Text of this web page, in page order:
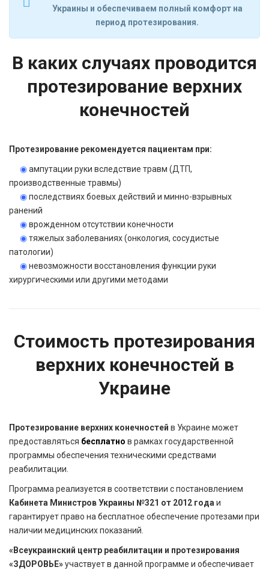
Украины и обеспечиваем полный комфорт на
период протезирования.
В каких случаях проводится
протезирование верхних
конечностей
Протезирование рекомендуется пациентам при:
◉ампутации руки вследствие травм (ДТП,
производственные травмы)
◉последствиях боевых действий и минно-взрывных
ранений
◉врожденном отсутствии конечности
◉тяжелых заболеваниях (онкология, сосудистые
патологии)
◉невозможности восстановления функции руки
хирургическими или другими методами
Стоимость протезирования
верхних конечностей в
Украине
Протезирование верхних конечностей в Украине может
предоставляться бесплатно в рамках государственной
программы обеспечения техническими средствами
реабилитации.
Программа реализуется в соответствии с постановлением
Кабинета Министров Украины №321 от 2012 годаи
гарантирует право на бесплатное обеспечение протезами при
наличии медицинских показаний.
«Всеукраинский центр реабилитации и протезирования
«ЗДОРОВЬЕ»участвует в данной программе и обеспечивает